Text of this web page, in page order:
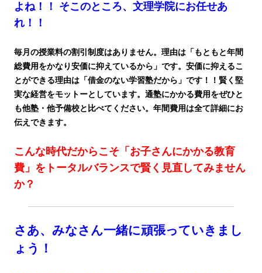
よね！！ そこのところ、文理学院にお任せあ
れ！！
毎月の授業料の割引制度はありません。理由は「もともと年間
総費用をかなり安価に抑えているから」です。安価に抑えるこ
とができる理由は「借金のない学習塾だから」です！！賢く堅
実な経営をモットーとしています。通塾にかかる費用をぜひと
も他塾・他予備校と比べてください。年間費用は全て詳細にお
伝えできます。
こんな時代だからこそ「お子さんにかかる教育
費」をトータルバランスで賢く見直してみません
か？
さあ、みなさん一緒に頑張っていきまし
ょう！